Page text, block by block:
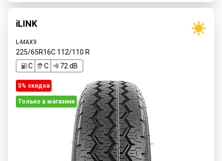
iLINK
L-MAX9
225/65R16C 112/110 R
C
C 72 dB
5% cкидка
Только в магазине